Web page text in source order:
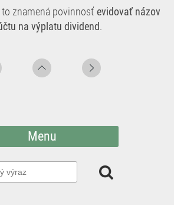
znamená povinnosť evidovať názov
na výplatu dividend.
Menu